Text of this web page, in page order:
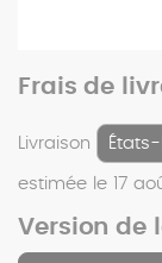
Frais de
Livraison
estimée le 17
Version de